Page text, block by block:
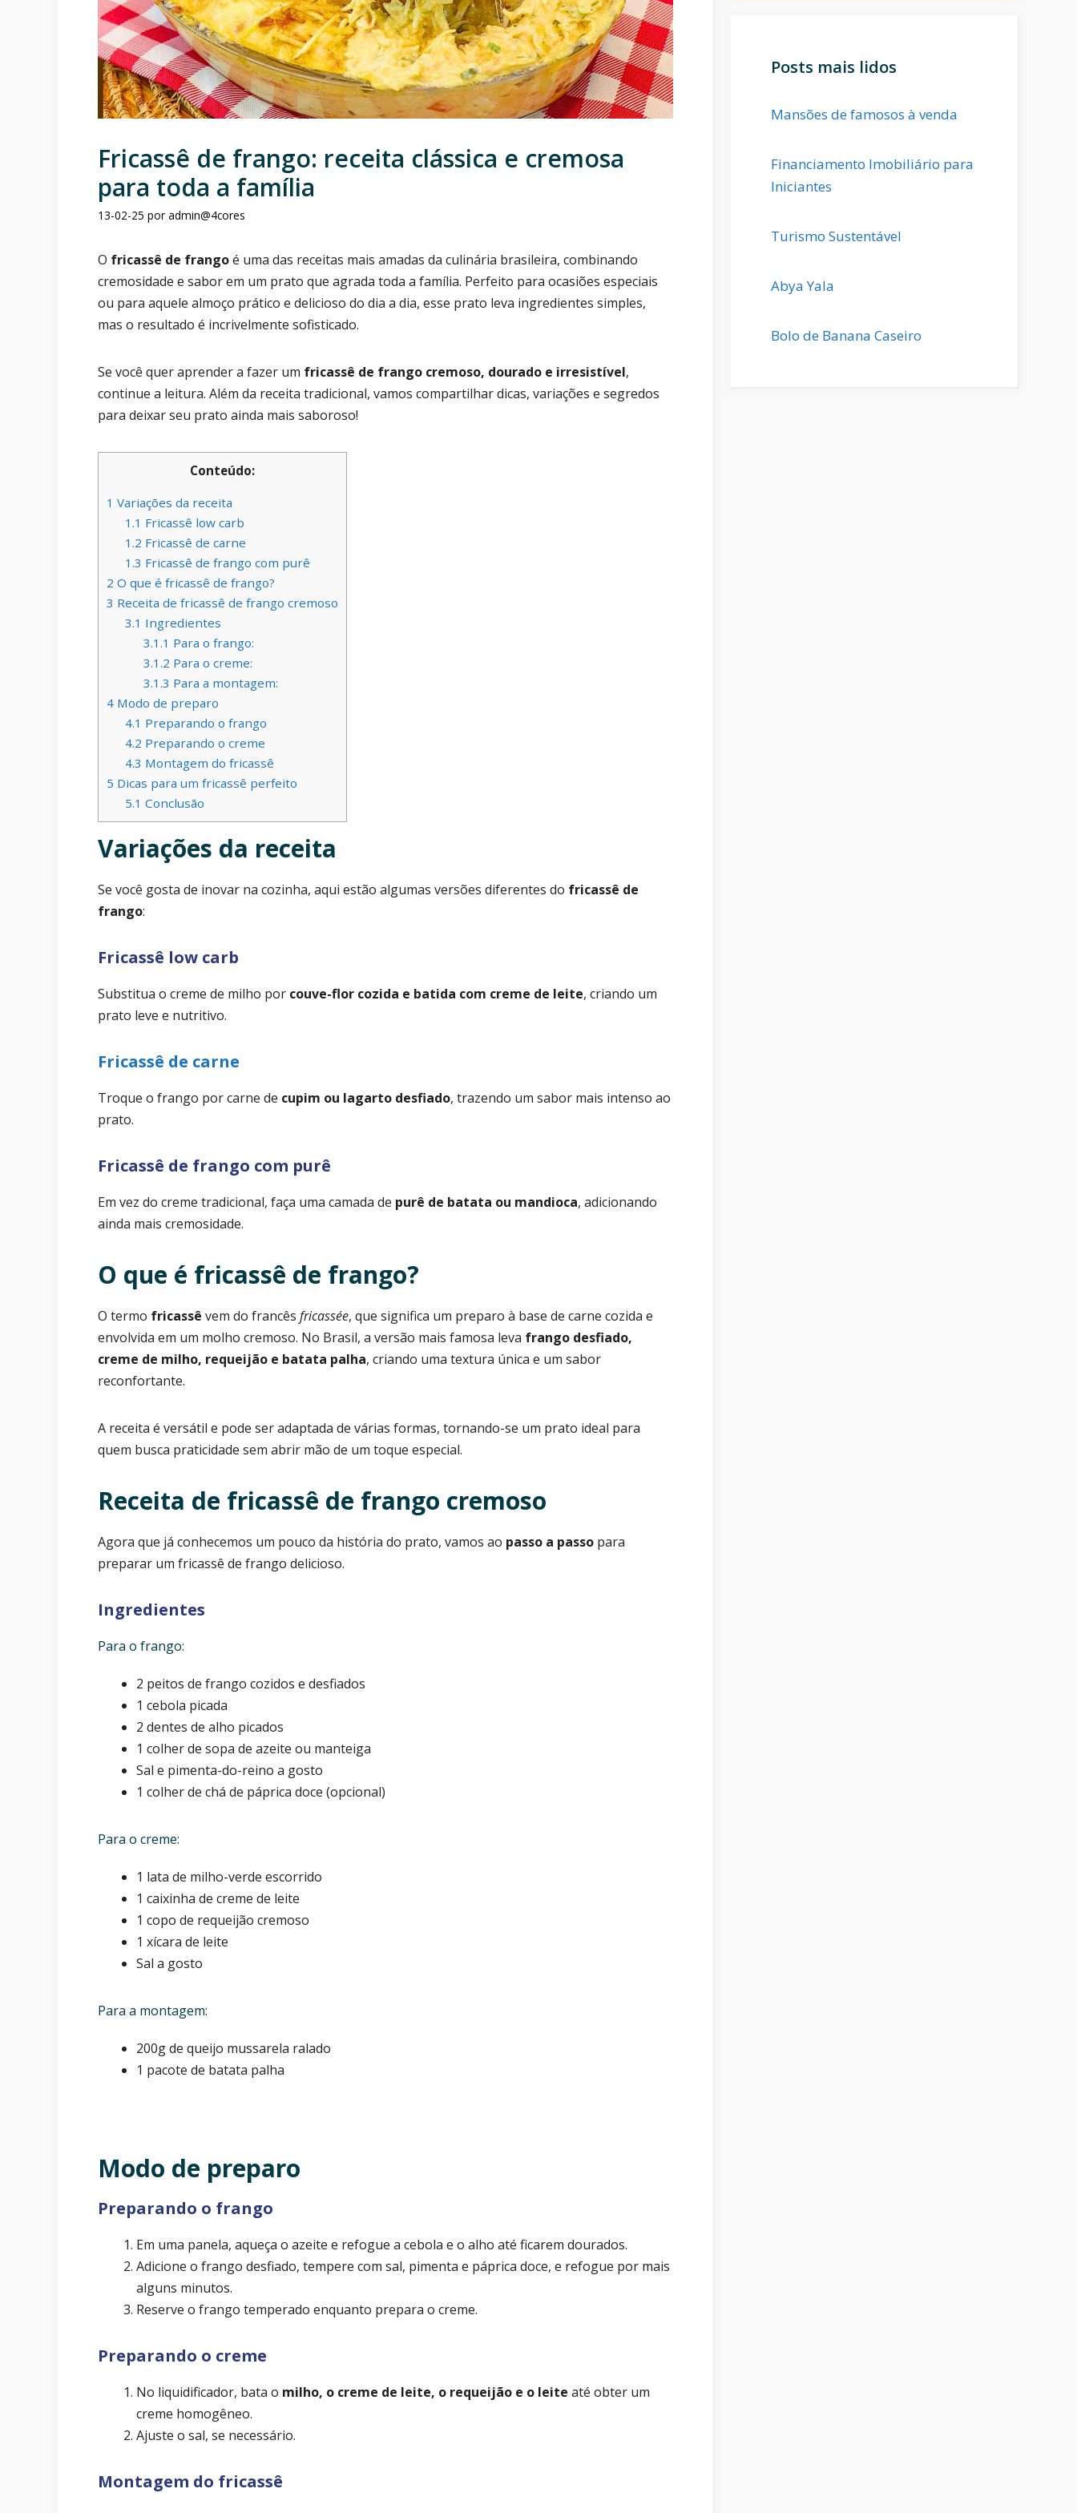
Fricassê de frango: receita clássica e cremosa
para toda a família
13-02-25 por admin@4cores
O fricassê de frangoé uma das receitas mais amadas da culinária brasileira, combinando
cremosidade e sabor em um prato que agrada toda a família. Perfeito para ocasiões especiais
ou para aquele almoço prático e delicioso do dia a dia, esse prato leva ingredientes simples,
mas o resultado é incrivelmente sofisticado.
Se você quer aprender a fazer um fricassê de frango cremoso, dourado e irresistível,
continue a leitura. Além da receita tradicional, vamos compartilhar dicas, variações e segredos
para deixar seu prato ainda mais saboroso!
Conteúdo:
1 Variações da receita
1.1 Fricassê low carb
1.2 Fricassê de carne
1.3 Fricassê de frango com purê
2 O que é fricassê de frango?
3 Receita de fricassê de frango cremoso
3.1 Ingredientes
3.1.1 Para o frango:
3.1.2 Para o creme:
3.1.3 Para a montagem:
4 Modo de preparo
4.1 Preparando o frango
4.2 Preparando o creme
4.3 Montagem do fricassê
5 Dicas para um fricassê perfeito
5.1 Conclusão
Variações da receita
Se você gosta de inovar na cozinha, aqui estão algumas versões diferentes do fricassê de
frango:
Fricassê low carb
Substitua o creme de milho por couve-flor cozida e batida com creme de leite, criando um
prato leve e nutritivo.
Fricassê de carne
Troque o frango por carne de cupim ou lagarto desfiado, trazendo um sabor mais intenso ao
prato.
Fricassê de frango com purê
Em vez do creme tradicional, faça uma camada de purê de batata ou mandioca, adicionando
ainda mais cremosidade.
O que é fricassê de frango?
O termo fricassê vem do francês fricassée, que significa um preparo à base de carne cozida e
envolvida em um molho cremoso. No Brasil, a versão mais famosa leva frango desfiado,
creme de milho, requeijão e batata palha, criando uma textura única e um sabor
reconfortante.
A receita é versátil e pode ser adaptada de várias formas, tornando-se um prato ideal para
quem busca praticidade sem abrir mão de um toque especial.
Receita de fricassê de frango cremoso
Agora que já conhecemos um pouco da história do prato, vamos ao passo a passo para
preparar um fricassê de frango delicioso.
Ingredientes
Para o frango:
2 peitos de frango cozidos e desfiados
1 cebola picada
2 dentes de alho picados
1 colher de sopa de azeite ou manteiga
Sal e pimenta-do-reino a gosto
1 colher de chá de páprica doce (opcional)
Para o creme:
1 lata de milho-verde escorrido
1 caixinha de creme de leite
1 copo de requeijão cremoso
1 xícara de leite
Sal a gosto
Para a montagem:
200g de queijo mussarela ralado
1 pacote de batata palha
Modo de preparo
Preparando o frango
Em uma panela, aqueça o azeite e refogue a cebola e o alho até ficarem dourados.
Adicione o frango desfiado, tempere com sal, pimenta e páprica doce, e refogue por mais
alguns minutos.
Reserve o frango temperado enquanto prepara o creme.
Preparando o creme
No liquidificador, bata o milho, o creme de leite, o requeijão e o leite até obter um
creme homogêneo.
Ajuste o sal, se necessário.
Montagem do fricassê
Posts mais lidos
Mansões de famosos à venda
Financiamento Imobiliário para
Iniciantes
Turismo Sustentável
Abya Yala
Bolo de Banana Caseiro